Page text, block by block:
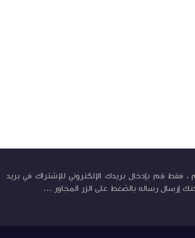
فقط قم بإدخال بريدك الإلكتروني للإشتراك في بريد
إرسال رساله بالضغط على الزر المجاور ...